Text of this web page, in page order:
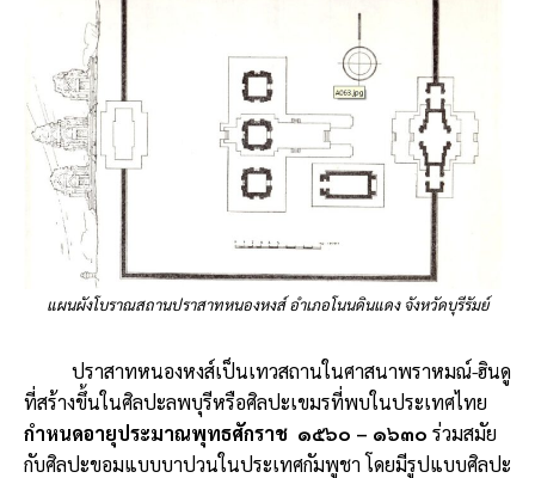
แผนผังโบราณสถานปราสาทหนองหงส์ อำเภอโนนดินแดง จังหวัดบุรีรัมย์
ปราสาทหนองหงส์เป็นเทวสถานในศาสนาพราหมณ์-ฮินดู
ที่สร้างขึ้นในศิลปะลพบุรีหรือศิลปะเขมรที่พบในประเทศไทย
กำหนดอายุประมาณพุทธศักราช ๑๕๖๐ – ๑๖๓๐ ร่วมสมัย
กับศิลปะขอมแบบบาปวนในประเทศกัมพูชา โดยมีรูปแบบศิลปะ